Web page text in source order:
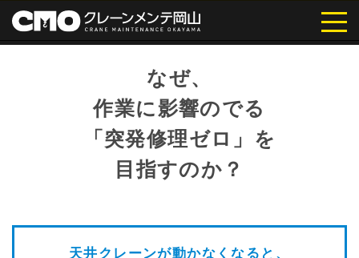
株式会社クレーンメンテ岡山｜岡
山・倉敷の天井クレーン点検・メ
ンテナンス
なぜ、
作業に影響のでる
「突発修理ゼロ」を
目指すのか？
天井クレーンが動かなくなると、